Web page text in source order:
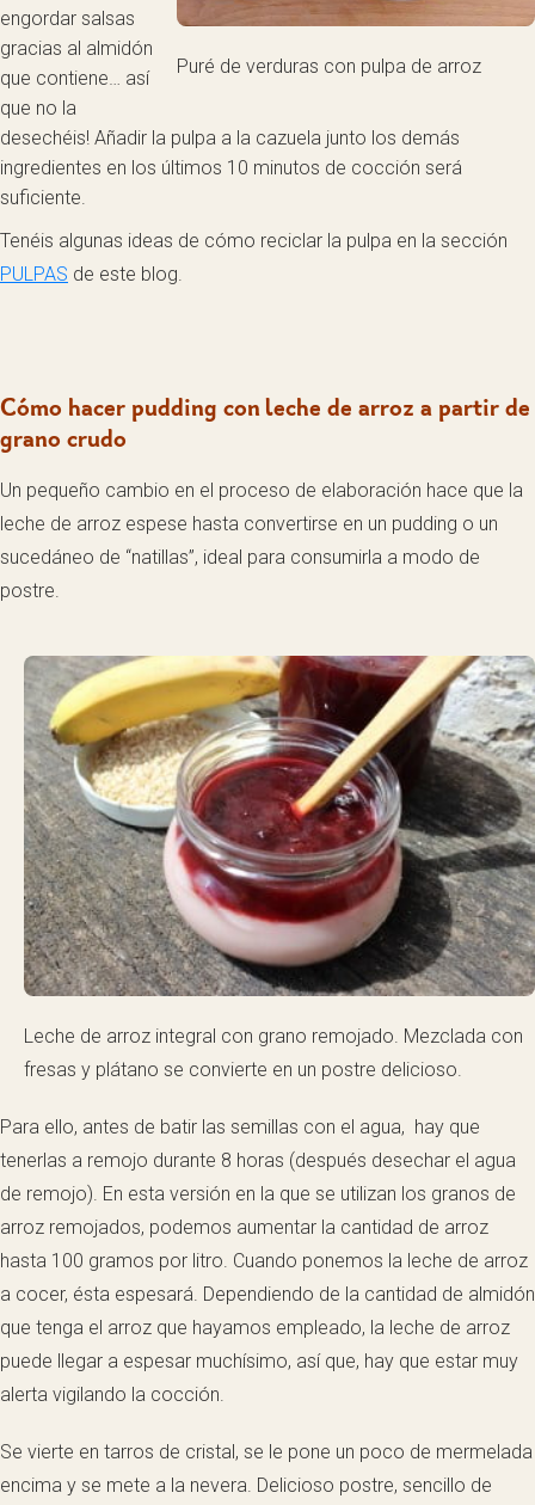
Puré de verduras con pulpa de arroz
engordar salsas
gracias al almidón
que contiene… así
que no la
desechéis! Añadir la pulpa a la cazuela junto los demás
ingredientes en los últimos 10 minutos de cocción será
suficiente.
Tenéis algunas ideas de cómo reciclar la pulpa en la sección
PULPAS de este blog.
Cómo hacer pudding con leche de arroz a partir de
grano crudo
Un pequeño cambio en el proceso de elaboración hace que la
leche de arroz espese hasta convertirse en un pudding o un
sucedáneo de “natillas”, ideal para consumirla a modo de
postre.
Leche de arroz integral con grano remojado. Mezclada con
fresas y plátano se convierte en un postre delicioso.
Para ello, antes de batir las semillas con el agua, hay que
tenerlas a remojo durante 8 horas (después desechar el agua
de remojo). En esta versión en la que se utilizan los granos de
arroz remojados, podemos aumentar la cantidad de arroz
hasta 100 gramos por litro. Cuando ponemos la leche de arroz
a cocer, ésta espesará. Dependiendo de la cantidad de almidón
que tenga el arroz que hayamos empleado, la leche de arroz
puede llegar a espesar muchísimo, así que, hay que estar muy
alerta vigilando la cocción.
Se vierte en tarros de cristal, se le pone un poco de mermelada
encima y se mete a la nevera. Delicioso postre, sencillo de